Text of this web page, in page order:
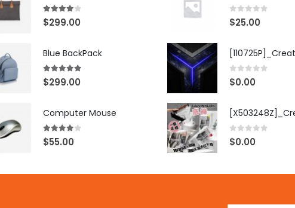
4.00out of 5
$299.00
Blue BackPack
5.00out of 5
$299.00
Computer Mouse
4.00 out of 5
$55.00
0 out of 5
$25.00
0 out of 5
$0.00
0 out of 5
$0.00